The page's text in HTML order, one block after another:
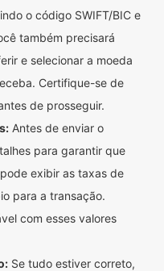
o código SWIFT/BIC e
também precisará
e selecionar a moeda
Certifique-se de
de prosseguir.
Antes de enviar o
para garantir que
exibir as taxas de
para a transação.
com esses valores
Se tudo estiver correto,